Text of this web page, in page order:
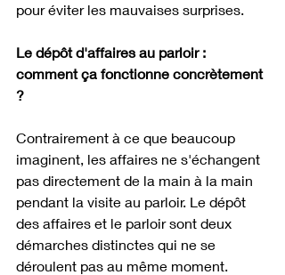
pour éviter les mauvaises surprises.
Le dépôt d'affaires au parloir :
comment ça fonctionne concrètement
?
Contrairement à ce que beaucoup
imaginent, les affaires ne s'échangent
pas directement de la main à la main
pendant la visite au parloir. Le dépôt
des affaires et le parloir sont deux
démarches distinctes qui ne se
déroulent pas au même moment.